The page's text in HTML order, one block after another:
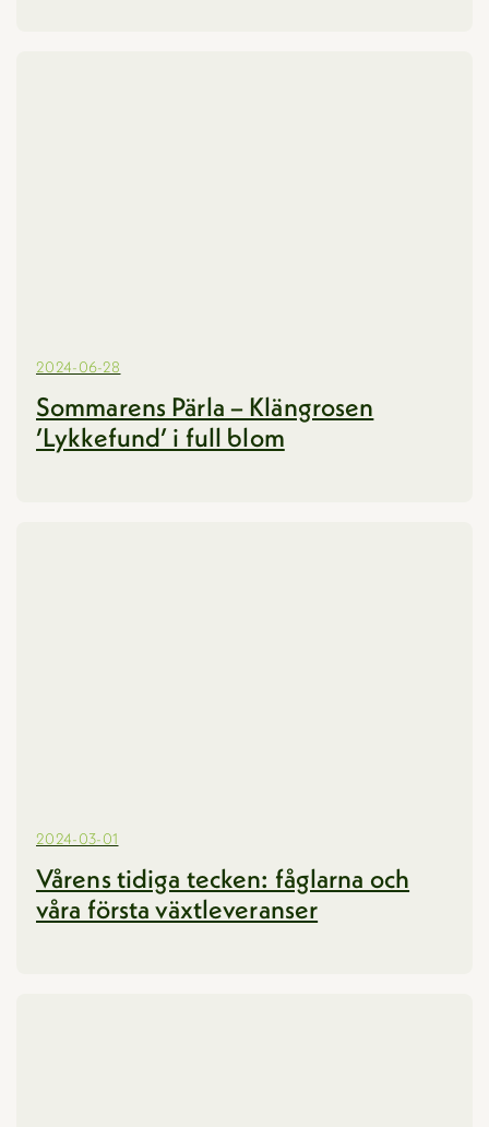
2024-06-28
Sommarens Pärla – Klängrosen
’Lykkefund’ i full blom
2024-03-01
Vårens tidiga tecken: fåglarna och
våra första växtleveranser